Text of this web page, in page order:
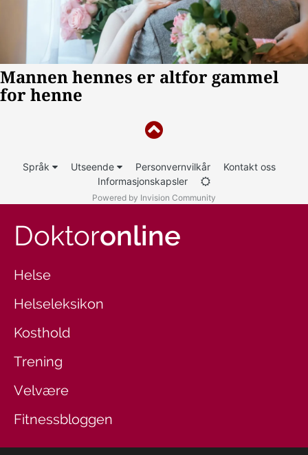
Språk Utseende Personvernvilkår
Kontakt oss
Informasjonskapsler
Powered by Invision Community
Doktoronline
Helse
Helseleksikon
Kosthold
Trening
Velvære
Fitnessbloggen